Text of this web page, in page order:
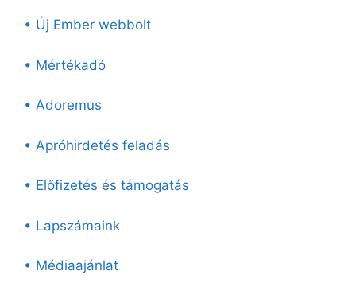
• Új Ember webbolt
• Mértékadó
• Adoremus
• Apróhirdetés feladás
• Előfizetés és támogatás
• Lapszámaink
• Médiaajánlat